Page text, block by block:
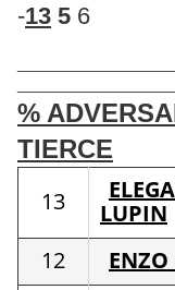
-13 5 6
%
TIERCE
13
LUPIN
12
ENZO